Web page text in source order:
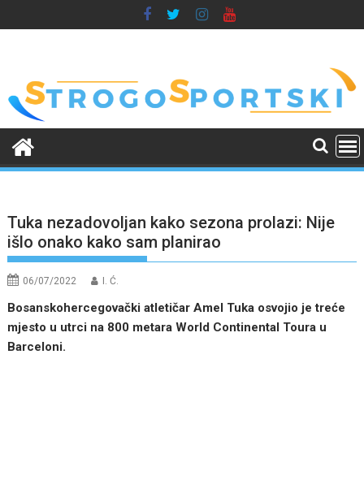
to
Tuka nezadovoljan kako sezona prolazi: Nije
išlo onako kako sam planirao
06/07/2022 I. Ć.
Bosanskohercegovački atletičar Amel Tuka osvojio je treće
mjesto u utrci na 800 metara World Continental Toura u
Barceloni.